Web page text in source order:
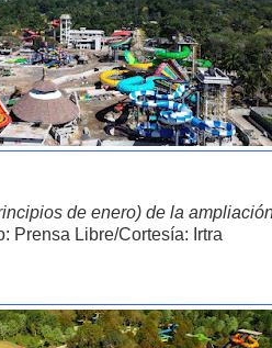
de enero) de la
Prensa Libre/Cortesía: Irtra